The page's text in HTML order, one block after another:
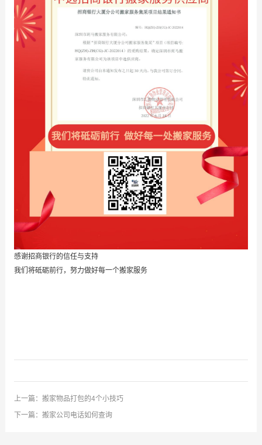
感谢招商银行的信任与支持
我们将砥砺前行，努力做好每一个搬家服务
上一篇： 搬家物品打包的4个小技巧
下一篇： 搬家公司电话如何查询